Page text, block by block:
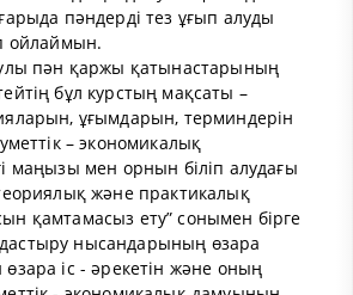
пәндерді тез ұғып алуды
ойлаймын.
пән қаржы қатынастарының
бұл курстың мақсаты –
ұғымдарын, терминдерін
– экономикалық
маңызы мен орнын біліп алудағы
және практикалық
қамтамасыз ету” сонымен бірге
нысандарының өзара
іс - әрекетін және оның